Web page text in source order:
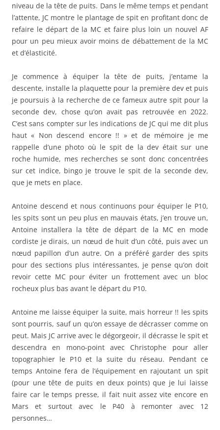
niveau de la tête de puits. Dans le même temps et pendant
l’attente, JC montre le plantage de spit en profitant donc de
refaire le départ de la MC et faire plus loin un nouvel AF
pour un peu mieux avoir moins de débattement de la MC
et d’élasticité.
Je commence à équiper la tête de puits, j’entame la
descente, installe la plaquette pour la première dev et puis
je poursuis à la recherche de ce fameux autre spit pour la
seconde dev, chose qu’on avait pas retrouvée en 2022.
C’est sans compter sur les indications de JC qui me dit plus
haut « Non descend encore !! » et de mémoire je me
rappelle d’une photo où le spit de la dev était sur une
roche humide, mes recherches se sont donc concentrées
sur cet indice, bingo je trouve le spit de la seconde dev,
que je mets en place.
Antoine descend et nous continuons pour équiper le P10,
les spits sont un peu plus en mauvais états, j’en trouve un,
Antoine installera la tête de départ de la MC en mode
cordiste je dirais, un nœud de huit d’un côté, puis avec un
nœud papillon d’un autre. On a préféré garder des spits
pour des sections plus intéressantes, je pense qu’on doit
revoir cette MC pour éviter un frottement avec un bloc
rocheux plus bas avant le départ du P10.
Antoine me laisse équiper la suite, mais horreur !! les spits
sont pourris, sauf un qu’on essaye de décrasser comme on
peut. Mais JC arrive avec le dégorgeoir, il décrasse le spit et
descendra en mono-point avec Christophe pour aller
topographier le P10 et la suite du réseau. Pendant ce
temps Antoine fera de l’équipement en rajoutant un spit
(pour une tête de puits en deux points) que je lui laisse
faire car le temps presse, il fait nuit assez vite encore en
Mars et surtout avec le P40 à remonter avec 12
personnes…